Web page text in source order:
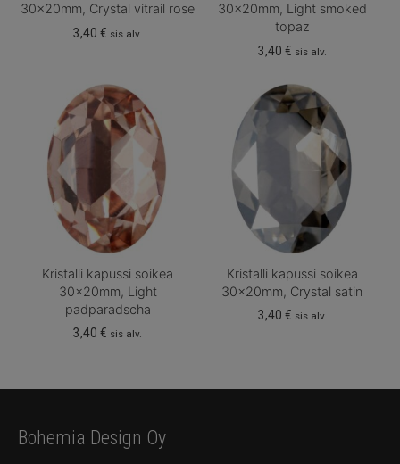
30x20mm, Crystal vitrail rose
3,40€ sis alv.
30x20mm, Light smoked
topaz
3,40 € sis alv.
Kristalli kapussi soikea
30x20mm, Light
padparadscha
3,40€ sis alv.
Kristalli kapussi soikea
30x20mm, Crystal satin
3,40 € sis alv.
Bohemia Design Oy